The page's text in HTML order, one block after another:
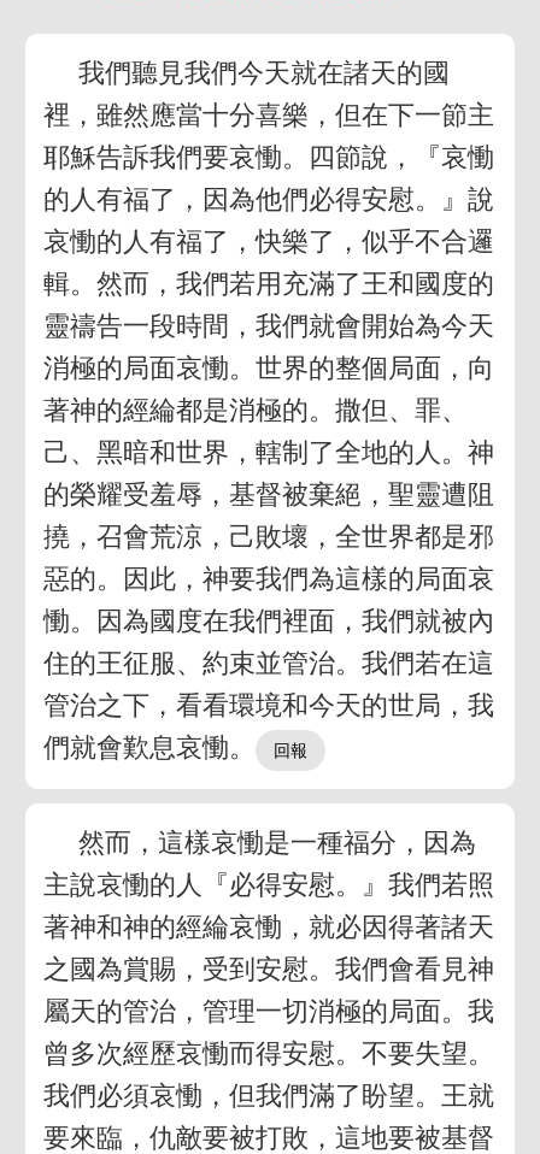
我們聽見我們今天就在諸天的國
裡，雖然應當十分喜樂，但在下一節主
耶穌告訴我們要哀慟。四節說，『哀慟
的人有福了，因為他們必得安慰。』說
哀慟的人有福了，快樂了，似乎不合邏
輯。然而，我們若用充滿了王和國度的
靈禱告一段時間，我們就會開始為今天
消極的局面哀慟。世界的整個局面，向
著神的經綸都是消極的。撒但、罪、
己、黑暗和世界，轄制了全地的人。神
的榮耀受羞辱，基督被棄絕，聖靈遭阻
撓，召會荒涼，己敗壞，全世界都是邪
惡的。因此，神要我們為這樣的局面哀
慟。因為國度在我們裡面，我們就被內
住的王征服、約束並管治。我們若在這
管治之下，看看環境和今天的世局，我
們就會歎息哀慟。
然而，這樣哀慟是一種福分，因為
主說哀慟的人『必得安慰。』我們若照
著神和神的經綸哀慟，就必因得著諸天
之國為賞賜，受到安慰。我們會看見神
屬天的管治，管理一切消極的局面。我
曾多次經歷哀慟而得安慰。不要失望。
我們必須哀慟，但我們滿了盼望。王就
要來臨，仇敵要被打敗，這地要被基督